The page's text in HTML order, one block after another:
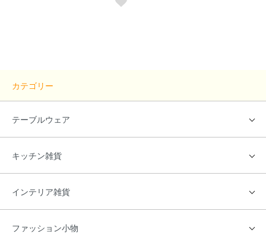
カテゴリー
テーブルウェア
キッチン雑貨
インテリア雑貨
ファッション小物